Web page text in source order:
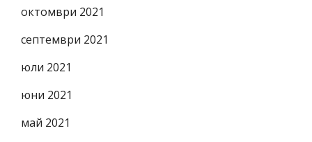
октомври 2021
септември 2021
юли 2021
юни 2021
май 2021